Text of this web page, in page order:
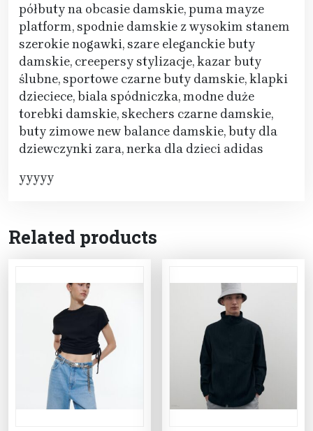
półbuty na obcasie damskie, puma mayze
platform, spodnie damskie z wysokim stanem
szerokie nogawki, szare eleganckie buty
damskie, creepersy stylizacje, kazar buty
ślubne, sportowe czarne buty damskie, klapki
dzieciece, biala spódniczka, modne duże
torebki damskie, skechers czarne damskie,
buty zimowe new balance damskie, buty dla
dziewczynki zara, nerka dla dzieci adidas
yyyyy
Related products